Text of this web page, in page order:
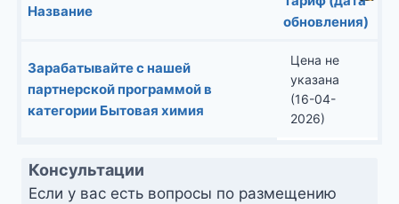
Название
обновления)
Зарабатывайте с нашей
партнерской программой в
категории Бытовая химия
Цена не
указана
(16-04-
2026)
Консультации
Если у вас есть вопросы по размещению